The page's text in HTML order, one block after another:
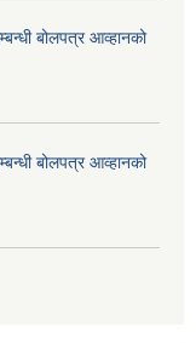
बोलपत्र आव्हानको
बोलपत्र आव्हानको